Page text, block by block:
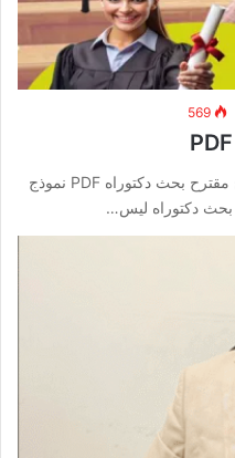
569
نموذج مقترح بحث دكتوراه PDF نموذج مقترح بحث دكتوراه PDF نموذج